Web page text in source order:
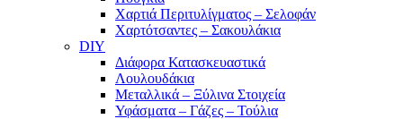
Χαρτιά Περιτυλίγματος – Σελοφάν
Χαρτότσαντες – Σακουλάκια
DIY
Διάφορα Κατασκευαστικά
Λουλουδάκια
Μεταλλικά – Ξύλινα Στοιχεία
Υφάσματα – Γάζες – Τούλια